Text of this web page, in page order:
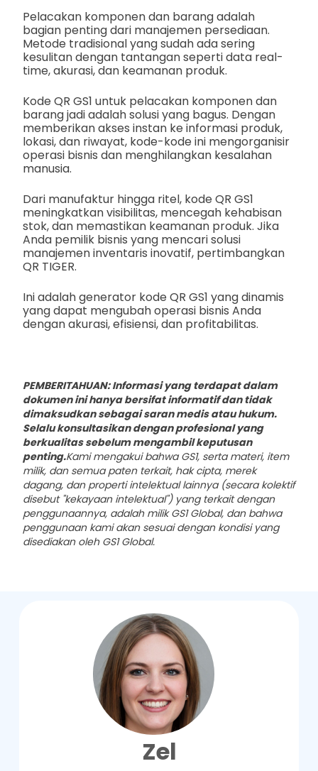
Pelacakan komponen dan barang adalah
bagian penting dari manajemen persediaan.
Metode tradisional yang sudah ada sering
kesulitan dengan tantangan seperti data real-
time, akurasi, dan keamanan produk.
Kode QR GS1 untuk pelacakan komponen dan
barang jadi adalah solusi yang bagus. Dengan
memberikan akses instan ke informasi produk,
lokasi, dan riwayat, kode-kode ini mengorganisir
operasi bisnis dan menghilangkan kesalahan
manusia.
Dari manufaktur hingga ritel, kode QR GS1
meningkatkan visibilitas, mencegah kehabisan
stok, dan memastikan keamanan produk. Jika
Anda pemilik bisnis yang mencari solusi
manajemen inventaris inovatif, pertimbangkan
QR TIGER.
Ini adalah generator kode QR GS1 yang dinamis
yang dapat mengubah operasi bisnis Anda
dengan akurasi, efisiensi, dan profitabilitas.
PEMBERITAHUAN: Informasi yang terdapat dalam
dokumen ini hanya bersifat informatif dan tidak
dimaksudkan sebagai saran medis atau hukum.
Selalu konsultasikan dengan profesional yang
berkualitas sebelum mengambil keputusan
penting.Kami mengakui bahwa GS1, serta materi, item
milik, dan semua paten terkait, hak cipta, merek
dagang, dan properti intelektual lainnya (secara kolektif
disebut "kekayaan intelektual") yang terkait dengan
penggunaannya, adalah milik GS1 Global, dan bahwa
penggunaan kami akan sesuai dengan kondisi yang
disediakan oleh GS1 Global.
Zel